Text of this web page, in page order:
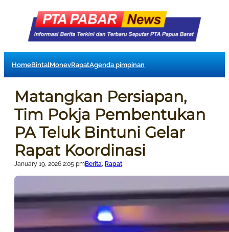
HomeBintalMonevRapatAgenda pimpinan
Matangkan Persiapan,
Tim Pokja Pembentukan
PA Teluk Bintuni Gelar
Rapat Koordinasi
January 19, 2026 2:05 pmBerita, Rapat